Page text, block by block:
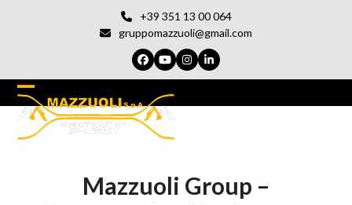
+39 351 13 00 064
gruppomazzuoli@gmail.com
Facebook
YouTubeInstagram
LinkedIn
Open
mobile
Chiudi
Mazzuoli Group –